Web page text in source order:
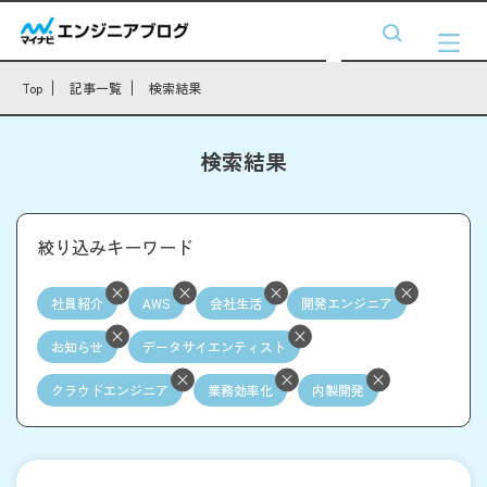
Top 記事一覧 検索結果
検索結果
絞り込みキーワード
社員紹介 AWS 会社生活 開発エンジニア
お知らせ データサイエンティスト
クラウドエンジニア 業務効率化 内製開発